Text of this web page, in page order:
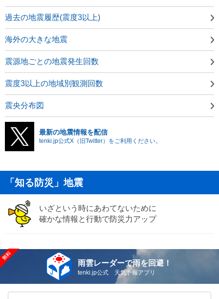
過去の地震履歴(震度3以上)
海外の大きな地震
震源地ごとの地震発生回数
震度3以上の地域別観測回数
震央分布図
最新の地震情報を配信
tenki.jp公式X（旧Twitter）をご利用ください。
「知る防災」地震
いざという時にあわてないために
確かな情報と行動で防災力アップ
雨雲レーダーで雨を回避！
tenki.jp公式 天気予報アプリ